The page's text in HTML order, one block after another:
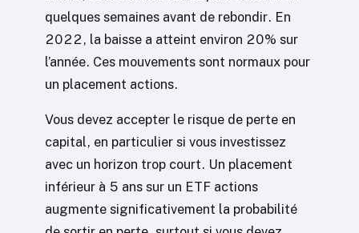
quelques semaines avant de rebondir. En
2022, la baisse a atteint environ 20% sur
l’année. Ces mouvements sont normaux pour
un placement actions.
Vous devez accepter le risque de perte en
capital, en particulier si vous investissez
avec un horizon trop court. Un placement
inférieur à 5 ans sur un ETF actions
augmente significativement la probabilité